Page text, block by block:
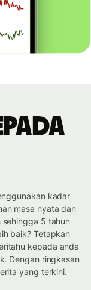
kadar
masa nyata dan
5 tahun
baik? Tetapkan
kepada anda
Dengan ringkasan
yang terkini.